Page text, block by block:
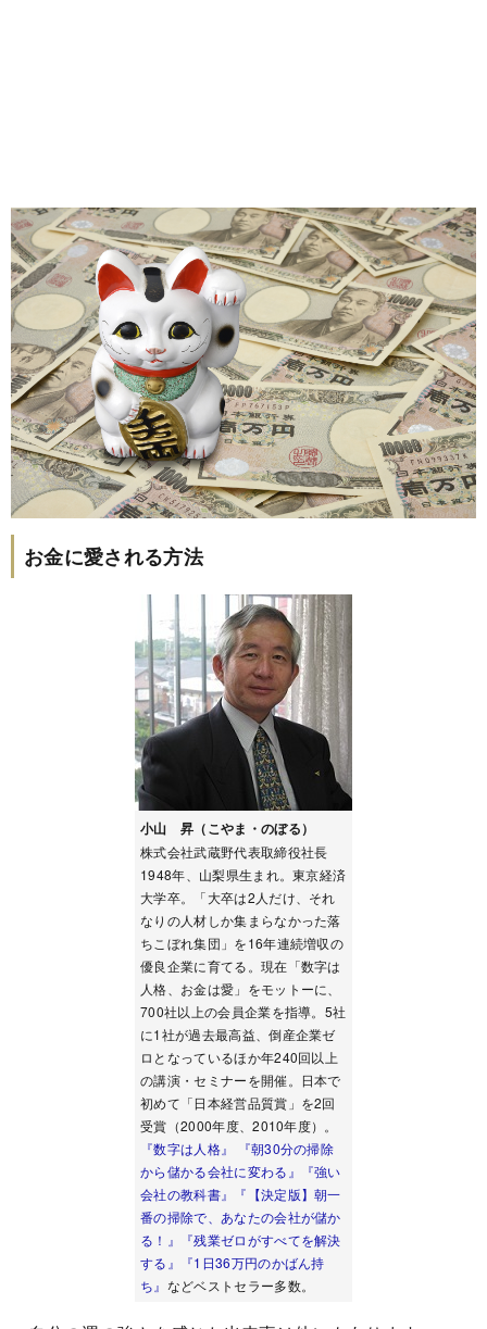
お金に愛される方法
小山 昇（こやま・のぼる）
株式会社武蔵野代表取締役社長
1948年、山梨県生まれ。東京経済
大学卒。「大卒は2人だけ、それ
なりの人材しか集まらなかった落
ちこぼれ集団」を16年連続増収の
優良企業に育てる。現在「数字は
人格、お金は愛」をモットーに、
700社以上の会員企業を指導。5社
に1社が過去最高益、倒産企業ゼ
ロとなっているほか年240回以上
の講演・セミナーを開催。日本で
初めて「日本経営品質賞」を2回
受賞（2000年度、2010年度）。
『数字は人格』
『朝30分の掃除
から儲かる会社に変わる』
『強い
会社の教科書』
『【決定版】朝一
番の掃除で、あなたの会社が儲か
る！』
『残業ゼロがすべてを解決
する』
『1日36万円のかばん持
ち』 などベストセラー多数。